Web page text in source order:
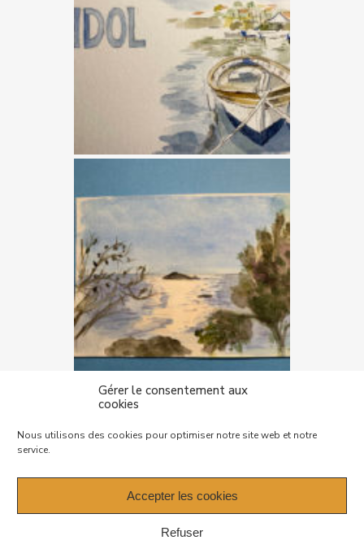
Gérer le consentement aux
cookies
Nous utilisons des cookies pour optimiser notre site web et notre
service.
Accepter les cookies
Refuser
confidentialité